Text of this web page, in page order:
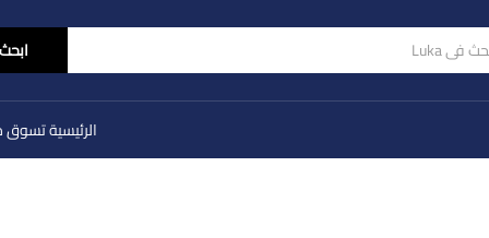
الرئيسيةتسوق